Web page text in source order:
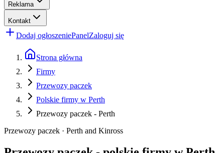
Reklama
Kontakt
Dodaj ogłoszeniePanelZaloguj się
Strona główna
Firmy
Przewozy paczek
Polskie firmy w Perth
Przewozy paczek - Perth
Przewozy paczek · Perth and Kinross